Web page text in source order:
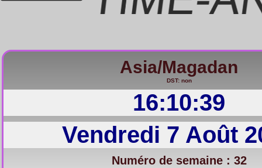
Asia/Magadan
DST: non
16:10:40
Vendredi 7 Août
Numéro de semaine : 32